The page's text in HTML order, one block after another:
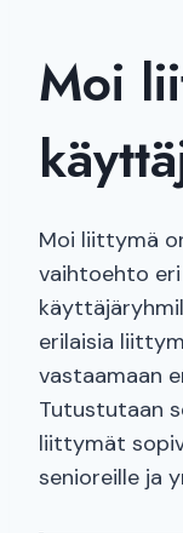
Moi
Moi liittymä
vaihtoehto eri
erilaisia
vastaamaan
Tutustutaan
liittymät
senioreille ja